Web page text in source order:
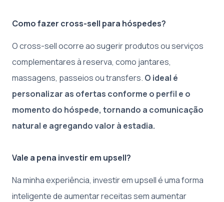
Como fazer cross-sell para hóspedes?
O cross-sell ocorre ao sugerir produtos ou serviços
complementares à reserva, como jantares,
massagens, passeios ou transfers. O ideal é
personalizar as ofertas conforme o perfil e o
momento do hóspede, tornando a comunicação
natural e agregando valor à estadia.
Vale a pena investir em upsell?
Na minha experiência, investir em upsell é uma forma
inteligente de aumentar receitas sem aumentar